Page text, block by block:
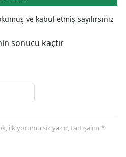
ve kabul etmiş sayılırsınız
sonucu kaçtır
ilk yorumu siz yazın, tartışalım *